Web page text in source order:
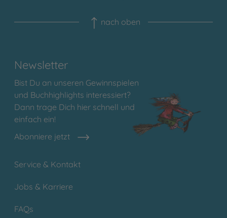
nach oben
Newsletter
Bist Du an unseren Gewinnspielen
und Buchhighlights interessiert?
Dann trage Dich hier schnell und
einfach ein!
Abonniere jetzt
Service & Kontakt
Jobs & Karriere
FAQs